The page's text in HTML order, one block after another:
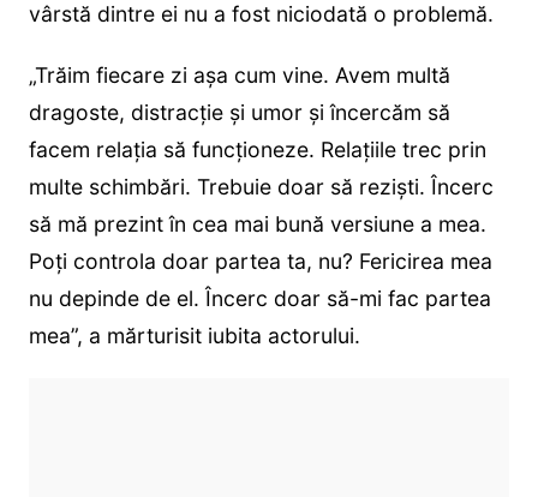
vârstă dintre ei nu a fost niciodată o problemă.
„Trăim fiecare zi așa cum vine. Avem multă
dragoste, distracție și umor și încercăm să
facem relația să funcționeze. Relațiile trec prin
multe schimbări. Trebuie doar să reziști. Încerc
să mă prezint în cea mai bună versiune a mea.
Poți controla doar partea ta, nu? Fericirea mea
nu depinde de el. Încerc doar să-mi fac partea
mea”, a mărturisit iubita actorului.